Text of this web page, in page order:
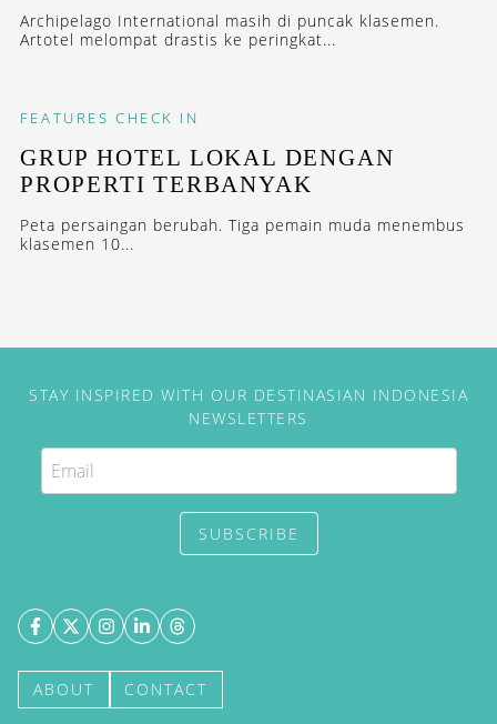
Archipelago International masih di puncak klasemen.
Artotel melompat drastis ke peringkat...
FEATURES CHECK IN
GRUP HOTEL LOKAL DENGAN
PROPERTI TERBANYAK
Peta persaingan berubah. Tiga pemain muda menembus
klasemen 10...
STAY INSPIRED WITH OUR DESTINASIAN INDONESIA
NEWSLETTERS
SUBSCRIBE
ABOUT CONTACT